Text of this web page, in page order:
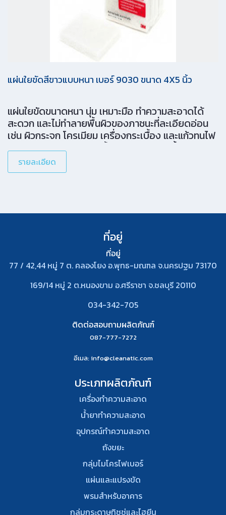
แผ่นใยขัดสีขาวแบบหนา เบอร์ 9030 ขนาด 4X5 นิ้ว
แผ่นใยขัดขนาดหนา นุ่ม เหมาะมือ ทำความสะอาดได้
สะดวก และไม่ทำลายพื้นผิวของภาชนะที่ละเอียดอ่อน
เช่น ผิวกระจก โครเมียม เครื่องกระเบื้อง และแก้วทนไฟ
(Pyrex) โดยไม่ทำให้เกิดริ้วรอยขีดข่วนบนพื้นผิว ทำให้
พื้นผิวดูใหม่เสมอ ออกแบบมาเป็นพิเศษสำหรับพื้นผิว
เทปลอนแท้
รายละเอียด
ที่อยู่
ที่อยู่
77 / 42,44 หมู่ 7 ต. คลองโยง อ.พุทธ-มณฑล จ.นครปฐม 73170
169/14 หมู่ 2 ต.หนองขาม อ.ศรีราชา จ.ชลบุรี 20110
034-342-705
ติดต่อสอบถามผลิตภัณฑ์
087-777-7272
อีเมล: info@cleanatic.com
ประเภทผลิตภัณฑ์
เครื่องทำความสะอาด
น้ำยาทำความสะอาด
อุปกรณ์ทําความสะอาด
ถังขยะ
กลุ่มไมโครไฟเบอร์
แผ่นและแปรงขัด
พรมสําหรับอาคาร
กลุ่มกระดาษทิชชู่และไฮยีน